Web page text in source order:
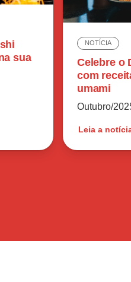
sua
NOTÍCIA
Celebre o
com
umami
Outubro/
Leia a